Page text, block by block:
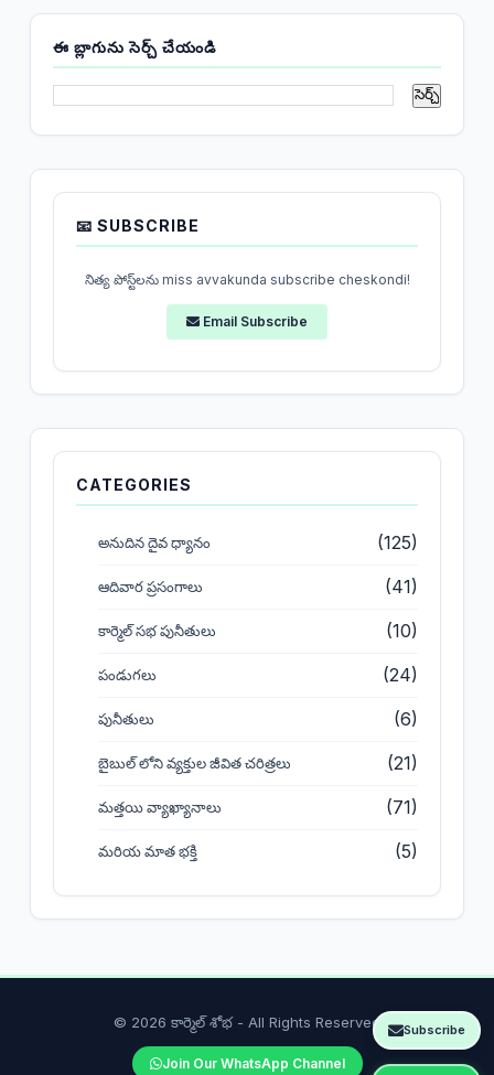
ఈ బ్లాగును సెర్చ్ చేయండి
📧 SUBSCRIBE
నిత్య పోస్ట్‌లను miss avvakunda subscribe cheskondi!
Email Subscribe
CATEGORIES
అనుదిన దైవ ధ్యానం (125)
ఆదివార ప్రసంగాలు (41)
కార్మెల్ సభ పునీతులు (10)
పండుగలు (24)
పునీతులు (6)
బైబుల్ లోని వ్యక్తుల జీవిత చరిత్రలు (21)
మత్తయి వ్యాఖ్యానాలు (71)
మరియ మాత భక్తి (5)
© 2026 కార్మెల్ శోభ - All Rights Reserved
Join Our WhatsApp Channel
Subscribe